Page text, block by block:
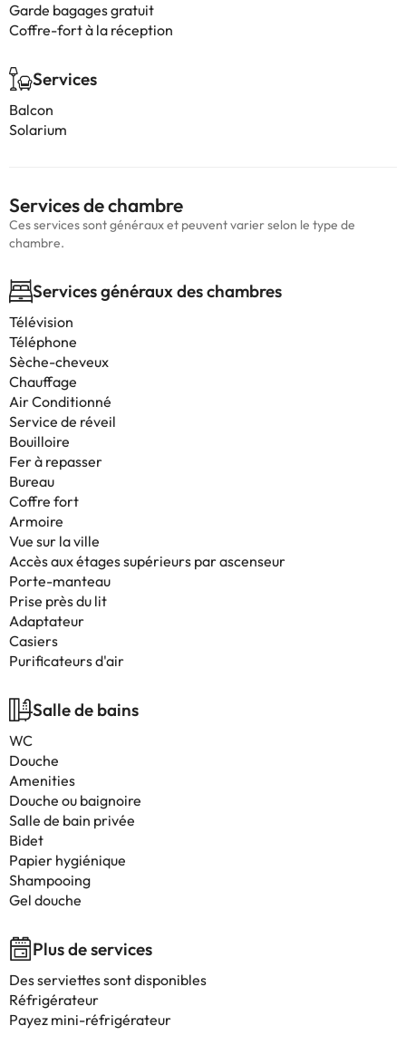
Garde bagages gratuit
Coffre-fort à la réception
Services
Balcon
Solarium
Services de chambre
Ces services sont généraux et peuvent varier selon le type de
chambre.
Services généraux des chambres
Télévision
Téléphone
Sèche-cheveux
Chauffage
Air Conditionné
Service de réveil
Bouilloire
Fer à repasser
Bureau
Coffre fort
Armoire
Vue sur la ville
Accès aux étages supérieurs par ascenseur
Porte-manteau
Prise près du lit
Adaptateur
Casiers
Purificateurs d'air
Salle de bains
WC
Douche
Amenities
Douche ou baignoire
Salle de bain privée
Bidet
Papier hygiénique
Shampooing
Gel douche
Plus de services
Des serviettes sont disponibles
Réfrigérateur
Payez mini-réfrigérateur